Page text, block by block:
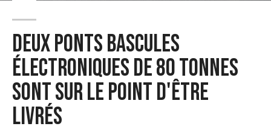
Deux Ponts Bascules
Électroniques De 80 Tonnes
Sont Sur Le Point D'être
Livrés